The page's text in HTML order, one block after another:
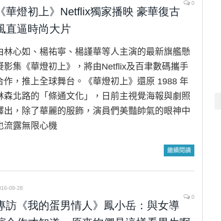
0
華燈初上》Netflix獨家播映 豪華復古
直逼時尚大片
林心如、楊祐寧、楊謹華等人主演的最新旗艦懸
影集《華燈初上》，將由Netflix及百聿數碼攜手
作，推上全球舞台。《華燈初上》還原 1988 年
森北路的「條通文化」，日前主視覺海報與劇照
出，除了華麗的服飾，演員們美豔帥氣的眼神中
流露無限心機
繼續閱讀
09-28
0
訪《我的蛋男情人》鳳小岳：與女導